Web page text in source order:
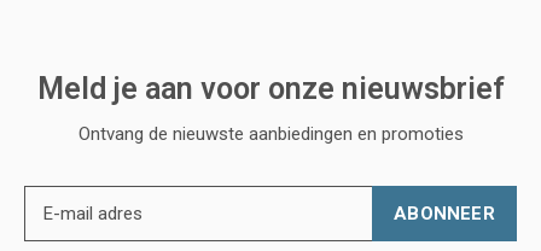
Meld je aan voor onze nieuwsbrief
Ontvang de nieuwste aanbiedingen en promoties
ABONNEER